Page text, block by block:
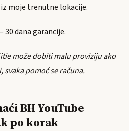
moje trenutne lokacije.
30 dana garancije.
može dobiti malu proviziju ako
svaka pomoć se računa.
BH YouTube
po korak